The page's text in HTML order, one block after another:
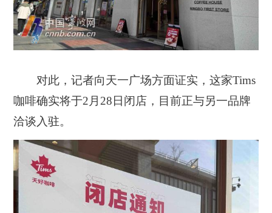
对此，记者向天一广场方面证实，这家Tims
咖啡确实将于2月28日闭店，目前正与另一品牌
洽谈入驻。